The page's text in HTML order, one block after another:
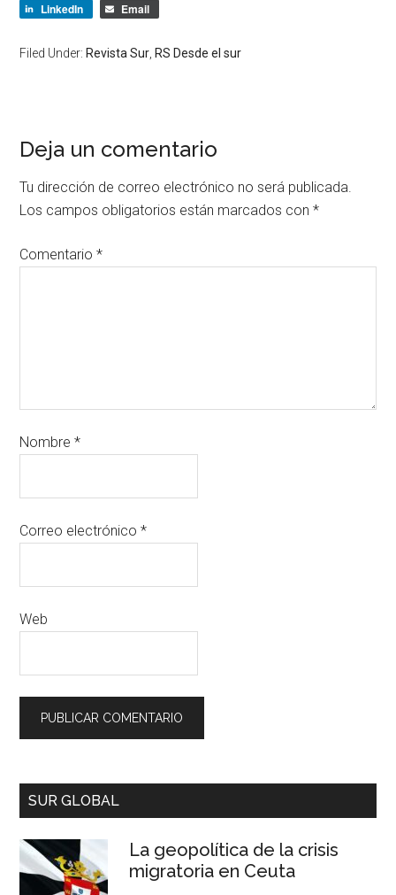
LinkedIn
Email
Filed Under: Revista Sur, RS Desde el sur
Deja un comentario
Tu dirección de correo electrónico no será publicada.
Los campos obligatorios están marcados con*
Comentario*
Nombre*
Correo electrónico*
Web
SUR GLOBAL
La geopolítica de la crisis
migratoria en Ceuta